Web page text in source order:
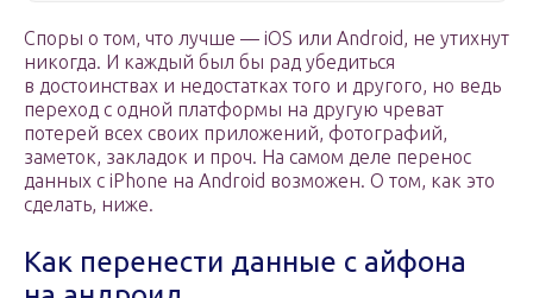
Споры о том, что лучше — iOS или Android, не утихнут
никогда. И каждый был бы рад убедиться
в достоинствах и недостатках того и другого, но ведь
переход с одной платформы на другую чреват
потерей всех своих приложений, фотографий,
заметок, закладок и проч. На самом деле перенос
данных с iPhone на Android возможен. О том, как это
сделать, ниже.
Как перенести данные с айфона